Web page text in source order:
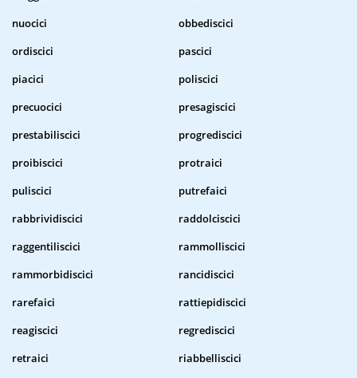
nuocici
obbediscici
ordiscici
pascici
piacici
poliscici
precuocici
presagiscici
prestabiliscici
progrediscici
proibiscici
protraici
puliscici
putrefaici
rabbrividiscici
raddolciscici
raggentiliscici
rammolliscici
rammorbidiscici
rancidiscici
rarefaici
rattiepidiscici
reagiscici
regrediscici
retraici
riabbelliscici